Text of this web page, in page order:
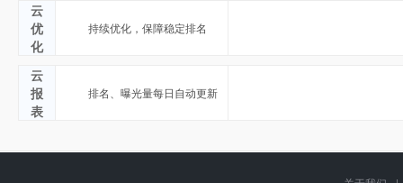
云
优
化
持续优化，保障稳定排名
云
报
表
排名、曝光量每日自动更新